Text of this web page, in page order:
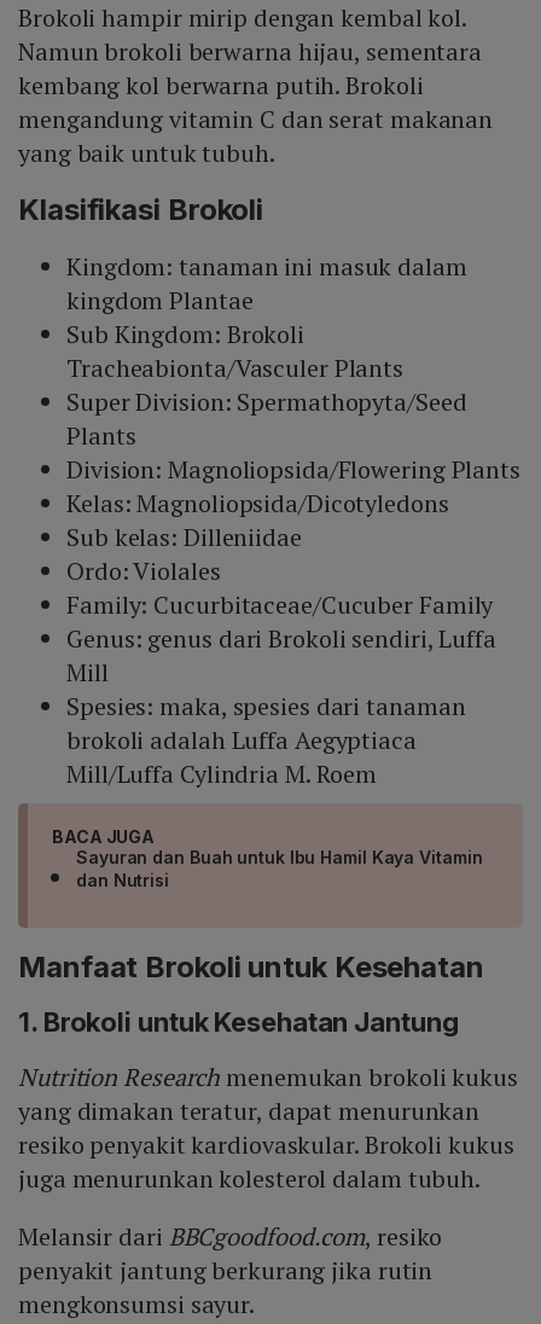
Brokoli hampir mirip dengan kembal kol.
Namun brokoli berwarna hijau, sementara
kembang kol berwarna putih. Brokoli
mengandung vitamin C dan serat makanan
yang baik untuk tubuh.
Klasifikasi Brokoli
Kingdom: tanaman ini masuk dalam
kingdom Plantae
Sub Kingdom: Brokoli
Tracheabionta/Vasculer Plants
Super Division: Spermathopyta/Seed
Plants
Division: Magnoliopsida/Flowering Plants
Kelas: Magnoliopsida/Dicotyledons
Sub kelas: Dilleniidae
Ordo: Violales
Family: Cucurbitaceae/Cucuber Family
Genus: genus dari Brokoli sendiri, Luffa
Mill
Spesies: maka, spesies dari tanaman
brokoli adalah Luffa Aegyptiaca
Mill/Luffa Cylindria M. Roem
BACA JUGA
Sayuran dan Buah untuk Ibu Hamil Kaya Vitamin
dan Nutrisi
Manfaat Brokoli untuk Kesehatan
1. Brokoli untuk Kesehatan Jantung
Nutrition Research menemukan brokoli kukus
yang dimakan teratur, dapat menurunkan
resiko penyakit kardiovaskular. Brokoli kukus
juga menurunkan kolesterol dalam tubuh.
Melansir dari BBCgoodfood.com, resiko
penyakit jantung berkurang jika rutin
mengkonsumsi sayur.